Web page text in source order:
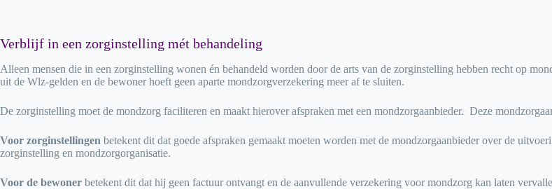
Verblijf in een zorginstelling mét behandeling
Alleen mensen die in een zorginstelling wonen én behandeld worden door de arts van de zorginstelling hebben recht op
uit de Wlz-gelden en de bewoner hoeft geen aparte mondzorgverzekering meer af te sluiten.
De zorginstelling moet de mondzorg faciliteren en maakt hierover afspraken met een mondzorgaanbieder. Deze
Voor zorginstellingen betekent dit dat goede afspraken gemaakt moeten worden met de mondzorgaanbieder over de
zorginstelling en mondzorgorganisatie.
Voor de bewoner betekent dit dat hij geen factuur ontvangt en de aanvullende verzekering voor mondzorg kan laten